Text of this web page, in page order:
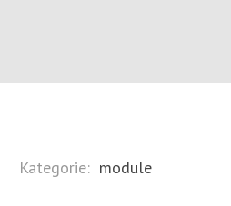
Kategorie: module